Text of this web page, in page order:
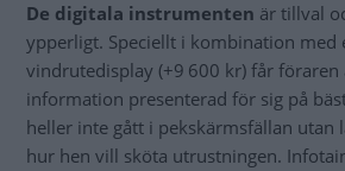
De digitala instrumenten är tillval
ypperligt. Speciellt i kombination med
vindrutedisplay (+9 600 kr) får föraren
information presenterad för sig på
heller inte gått i pekskärmsfällan utan
hur hen vill sköta utrustningen.